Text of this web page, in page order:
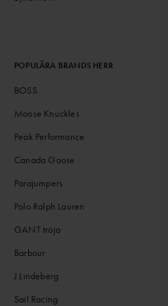
POPULÄRA BRANDS HERR
BOSS
Moose Knuckles
Peak Performance
Canada Goose
Parajumpers
Polo Ralph Lauren
GANT tröja
Barbour
J.Lindeberg
Sail Racing